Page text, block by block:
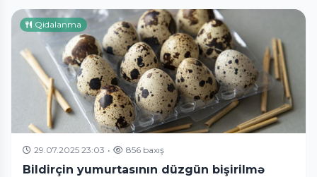
Qidalanma
29.07.2025 23:03 • 856 baxış
Bildirçin yumurtasının düzgün bişirilmə